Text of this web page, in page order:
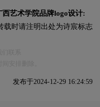
艺术学院品牌logo设计:
载时请注明出处为诗宸标志
发布于2024-12-29 16:24:59